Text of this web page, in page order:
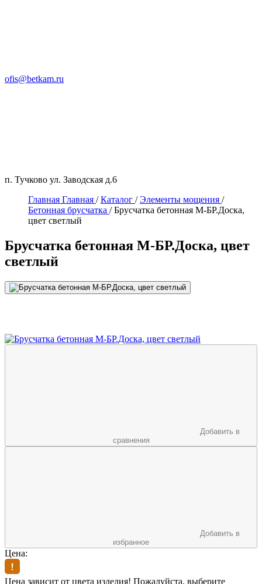
ofis@betkam.ru
п. Тучково ул. Заводская д.6
Главная Главная / Каталог / Элементы мощения /
Бетонная брусчатка / Брусчатка бетонная М-БР.Доска,
цвет светлый
Брусчатка бетонная М-БР.Доска, цвет
светлый
Добавить в
сравнения
Добавить в
избранное
Цена:
Цена зависит от цвета изделия! Пожалуйста, выберите